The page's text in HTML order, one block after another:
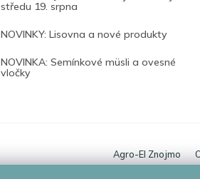
středu 19. srpna
NOVINKY: Lisovna a nové produkty
NOVINKA: Semínkové müsli a ovesné
vločky
Agro-El Znojmo